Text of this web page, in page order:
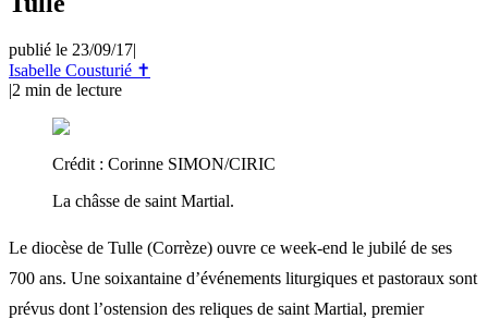
publié le 23/09/17|
Isabelle Cousturié ✝
|2 min de lecture
Crédit : Corinne SIMON/CIRIC
La châsse de saint Martial.
Le diocèse de Tulle (Corrèze) ouvre ce week-end le jubilé de ses
700 ans. Une soixantaine d’événements liturgiques et pastoraux sont
prévus dont l’ostension des reliques de saint Martial, premier